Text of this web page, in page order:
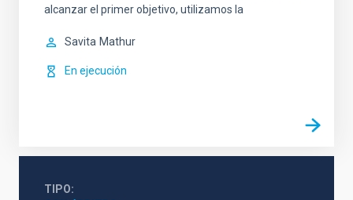
alcanzar el primer objetivo, utilizamos la
Savita Mathur
En ejecución
TIPO